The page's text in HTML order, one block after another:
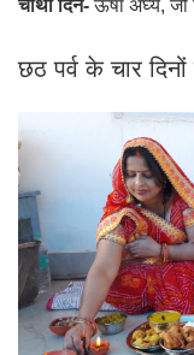
चौथा दिन-ऊषा अर्घ्य,
छठ पर्व के चार